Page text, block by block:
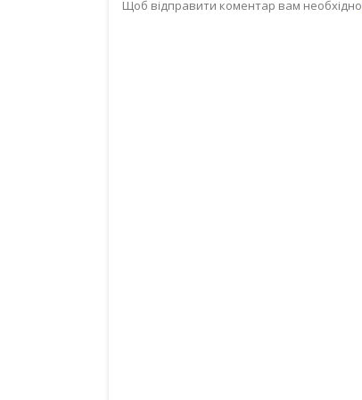
Щоб відправити коментар вам необхідно